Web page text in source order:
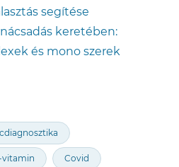
segítése
keretében:
és mono szerek
vitamin Covid